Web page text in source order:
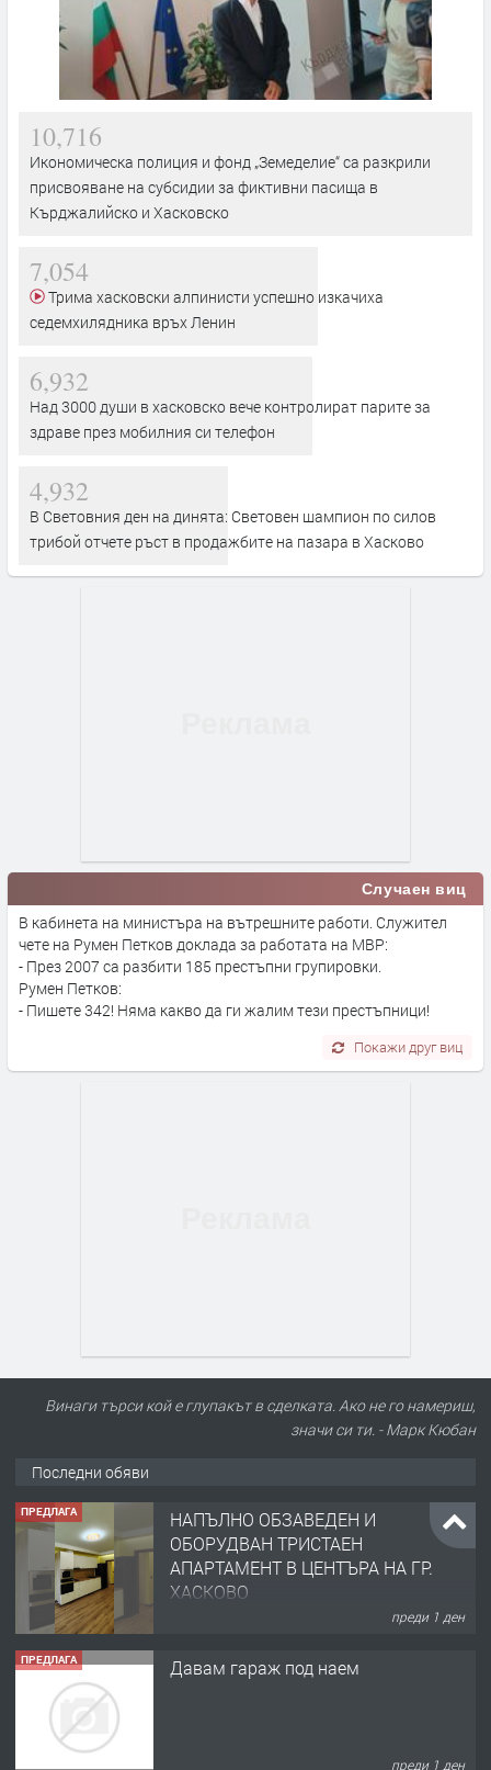
10,716
Икономическа полиция и фонд „Земеделие“ са разкрили
присвояване на субсидии за фиктивни пасища в
Кърджалийско и Хасковско
7,054
седемхилядника връх Ленин
6,932
Над 3000 души в хасковско вече контролират парите за
здраве през мобилния си телефон
4,932
В Световния ден на динята: Световен шампион по силов
трибой отчете ръст в продажбите на пазара в Хасково
Случаен виц
В кабинета на министъра на вътрешните работи. Служител
чете на Румен Петков доклада за работата на МВР:
- През 2007 са разбити 185 престъпни групировки.
Румен Петков:
- Пишете 342! Няма какво да ги жалим тези престъпници!
Покажи друг виц
Винаги търси кой е глупакът в сделката. Ако не го намериш,
значи си ти. - Марк Кюбан
Последни обяви
ПРЕДЛАГА
НАПЪЛНО ОБЗАВЕДЕН И
ОБОРУДВАН ТРИСТАЕН
АПАРТАМЕНТ В ЦЕНТЪРА НА ГР.
ХАСКОВО
преди 1 ден
ПРЕДЛАГА Давам гараж под наем
преди 1 ден